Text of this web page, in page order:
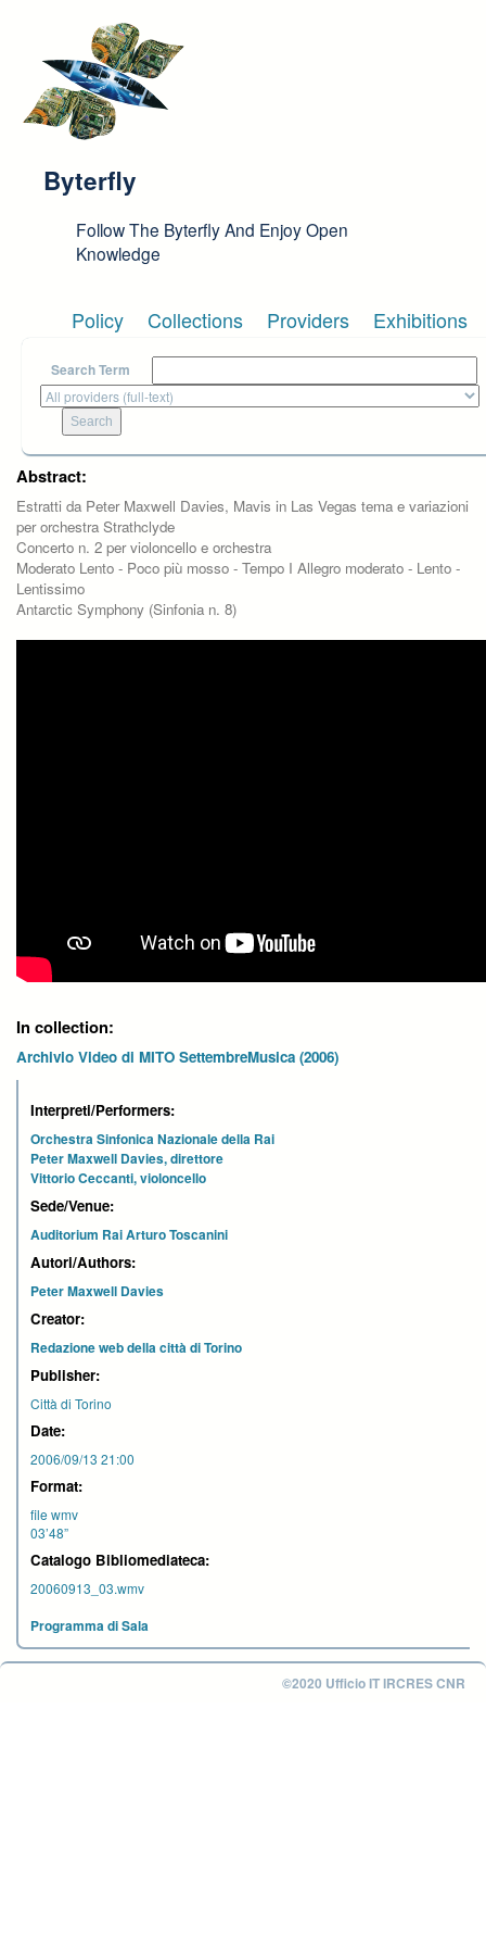
Byterfly
Follow The Byterfly And Enjoy Open
Knowledge
Policy Collections Providers Exhibitions
Search Term
Abstract:
Estratti da Peter Maxwell Davies, Mavis in Las Vegas tema e variazioni
per orchestra Strathclyde
Concerto n. 2 per violoncello e orchestra
Moderato Lento - Poco più mosso - Tempo I Allegro moderato - Lento -
Lentissimo
Antarctic Symphony (Sinfonia n. 8)
In collection:
Archivio Video di MITO SettembreMusica (2006)
Interpreti/Performers:
Orchestra Sinfonica Nazionale della Rai
Peter Maxwell Davies, direttore
Vittorio Ceccanti, violoncello
Sede/Venue:
Auditorium Rai Arturo Toscanini
Autori/Authors:
Peter Maxwell Davies
Creator:
Redazione web della città di Torino
Publisher:
Città di Torino
Date:
2006/09/13 21:00
Format:
file wmv
03’48”
Catalogo Bibliomediateca:
20060913_03.wmv
Programma di Sala
©2020 Ufficio IT IRCRES CNR